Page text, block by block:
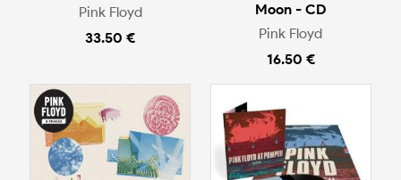
Pink Floyd
33.50 €
Moon - CD
Pink Floyd
16.50 €